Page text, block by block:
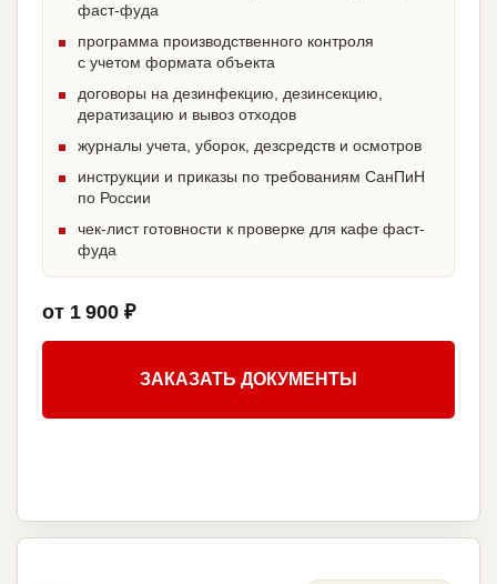
фаст-фуда
программа производственного контроля
с учетом формата объекта
договоры на дезинфекцию, дезинсекцию,
дератизацию и вывоз отходов
журналы учета, уборок, дезсредств и осмотров
инструкции и приказы по требованиям СанПиН
по России
чек-лист готовности к проверке для кафе фаст-
фуда
от 1 900 ₽
ЗАКАЗАТЬ ДОКУМЕНТЫ